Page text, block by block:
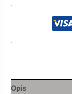
Opis